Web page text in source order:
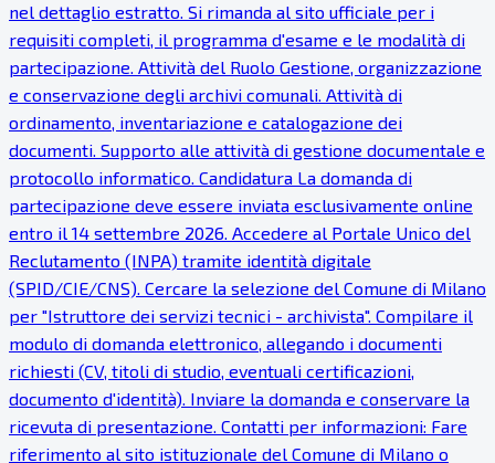
nel dettaglio estratto. Si rimanda al sito ufficiale per i
requisiti completi, il programma d'esame e le modalità di
partecipazione. Attività del Ruolo Gestione, organizzazione
e conservazione degli archivi comunali. Attività di
ordinamento, inventariazione e catalogazione dei
documenti. Supporto alle attività di gestione documentale e
protocollo informatico. Candidatura La domanda di
partecipazione deve essere inviata esclusivamente online
entro il 14 settembre 2026. Accedere al Portale Unico del
Reclutamento (INPA) tramite identità digitale
(SPID/CIE/CNS). Cercare la selezione del Comune di Milano
per "Istruttore dei servizi tecnici - archivista". Compilare il
modulo di domanda elettronico, allegando i documenti
richiesti (CV, titoli di studio, eventuali certificazioni,
documento d'identità). Inviare la domanda e conservare la
ricevuta di presentazione. Contatti per informazioni: Fare
riferimento al sito istituzionale del Comune di Milano o